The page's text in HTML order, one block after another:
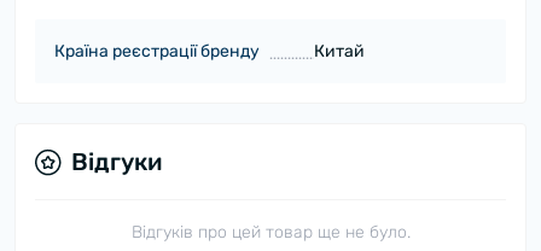
Країна реєстрації бренду Китай
Відгуки
Відгуків про цей товар ще не було.